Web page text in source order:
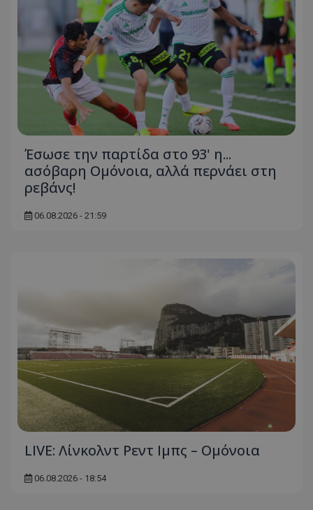
Έσωσε την παρτίδα στο 93' η...
ασόβαρη Ομόνοια, αλλά περνάει στη
ρεβάνς!
06.08.2026 - 21:59
LIVE: Λίνκολντ Ρεντ Ιμπς – Ομόνοια
06.08.2026 - 18:54